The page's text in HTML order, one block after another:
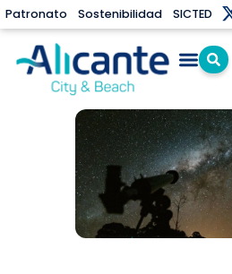
Patronato Sostenibilidad SICTED